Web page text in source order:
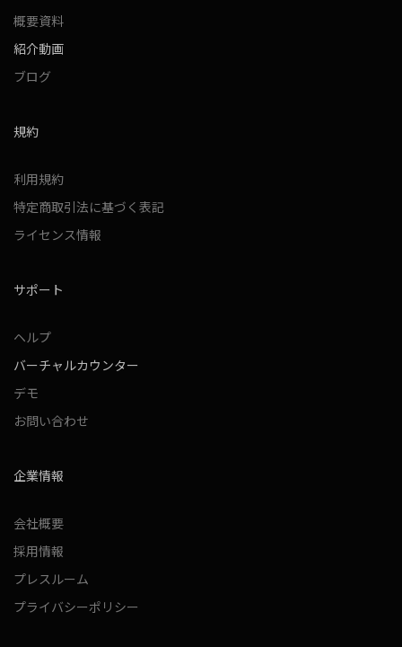
概要資料
紹介動画
ブログ
規約
利用規約
特定商取引法に基づく表記
ライセンス情報
サポート
ヘルプ
バーチャルカウンター
デモ
お問い合わせ
企業情報
会社概要
採用情報
プレスルーム
プライバシーポリシー